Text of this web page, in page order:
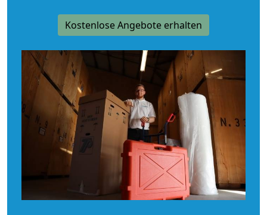
Kostenlose Angebote erhalten